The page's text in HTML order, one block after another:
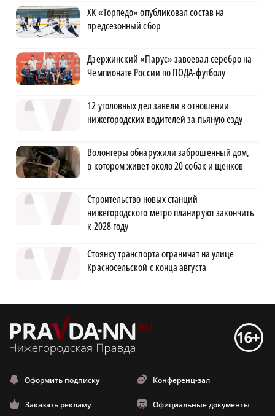
ХК «Торпедо» опубликовал состав на
предсезонный сбор
Дзержинский «Парус» завоевал серебро на
Чемпионате России по ПОДА-футболу
12 уголовных дел завели в отношении
нижегородских водителей за пьяную езду
Волонтеры обнаружили заброшенный дом,
в котором живет около 20 собак и щенков
Строительство новых станций
нижегородского метро планируют закончить
к 2028 году
Стоянку транспорта ограничат на улице
Красносельской с конца августа
Оформить подписку Конференц-зал
Заказать рекламу Официальные документы